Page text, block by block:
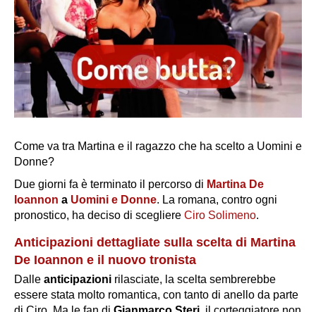
Come va tra Martina e il ragazzo che ha scelto a Uomini e
Donne?
Due giorni fa è terminato il percorso di Martina De
Ioannon a Uomini e Donne. La romana, contro ogni
pronostico, ha deciso di scegliere Ciro Solimeno.
Anticipazioni dettagliate sulla scelta di Martina
De Ioannon e il nuovo tronista
Dalle anticipazioni rilasciate, la scelta sembrerebbe
essere stata molto romantica, con tanto di anello da parte